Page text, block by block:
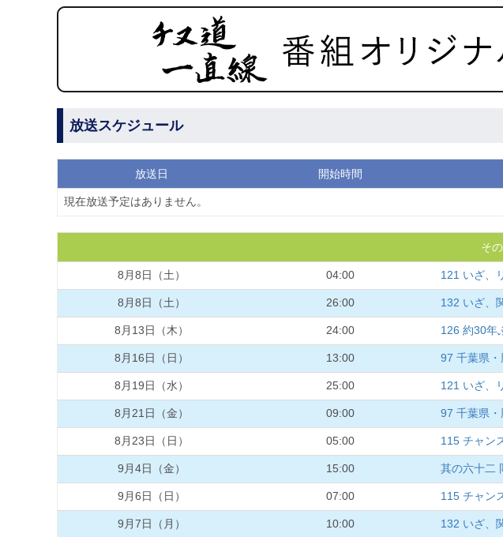
放送スケジュール
放送日 開始時間
現在放送予定はありません。
そ
8月8日（土） 04:00 121 いざ、
8月8日（土） 26:00 132 いざ、
8月13日（木） 24:00 126 約30年
8月16日（日） 13:00 97 千葉県・
8月19日（水） 25:00 121 いざ、
8月21日（金） 09:00 97 千葉県・
8月23日（日） 05:00 115 チャン
9月4日（金） 15:00 其の六十二
9月6日（日） 07:00 115 チャン
9月7日（月） 10:00 132 いざ、